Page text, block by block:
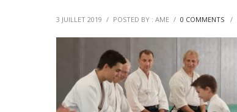
3 JUILLET 2019 / POSTED BY : AME / 0 COMMENTS /